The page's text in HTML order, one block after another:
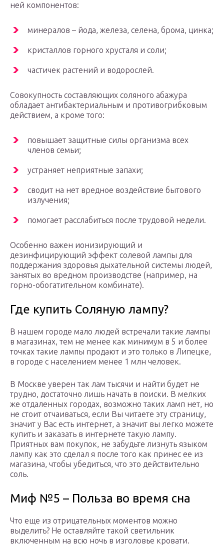
ней компонентов:
минералов – йода, железа, селена, брома, цинка;
кристаллов горного хрусталя и соли;
частичек растений и водорослей.
Совокупность составляющих соляного абажура
обладает антибактериальным и противогрибковым
действием, а кроме того:
повышает защитные силы организма всех
членов семьи;
устраняет неприятные запахи;
сводит на нет вредное воздействие бытового
излучения;
помогает расслабиться после трудовой недели.
Особенно важен ионизирующий и
дезинфицирующий эффект солевой лампы для
поддержания здоровья дыхательной системы людей,
занятых во вредном производстве (например, на
горно-обогатительном комбинате).
Где купить Соляную лампу?
В нашем городе мало людей встречали такие лампы
в магазинах, тем не менее как минимум в 5 и более
точках такие лампы продают и это только в Липецке,
в городе с населением менее 1 млн человек.
В Москве уверен так лам тысячи и найти будет не
трудно, достаточно лишь начать в поиски. В мелких
же отдаленных городах, возможно таких ламп нет, но
не стоит отчаиваться, если Вы читаете эту страницу,
значит у Вас есть интернет, а значит вы легко можете
купить и заказать в интернете такую лампу.
Приятных вам покупок, не забудьте лизнуть языком
лампу как это сделал я после того как принес ее из
магазина, чтобы убедиться, что это действительно
соль.
Миф №5 – Польза во время сна
Что еще из отрицательных моментов можно
выделить? Не оставляйте такой светильник
включенным на всю ночь в изголовье кровати.